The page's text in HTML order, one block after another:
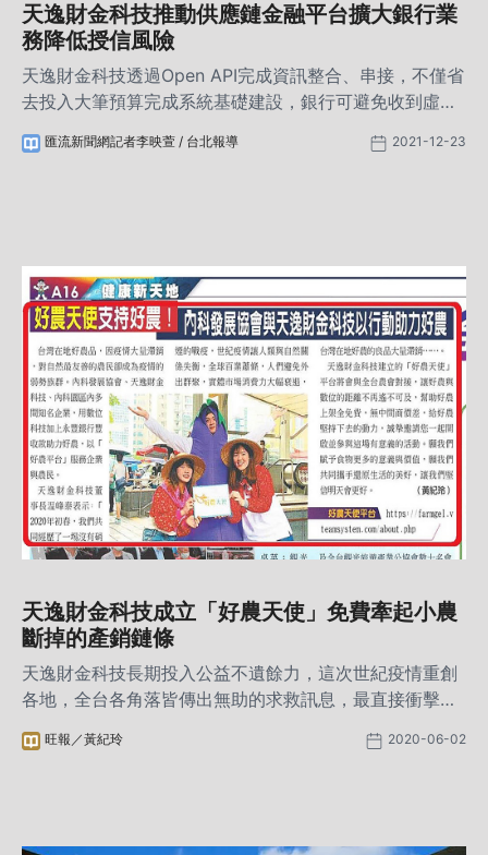
天逸財金科技推動供應鏈金融平台擴大銀行業
務降低授信風險
天逸財金科技透過Open API完成資訊整合、串接，不僅省
去投入大筆預算完成系統基礎建設，銀行可避免收到虛假
與準確度，未來銀行有望在供應鏈金融需求中擴大5倍的
匯流新聞網記者李映萱 / 台北報導 2021-12-23
天逸財金科技成立「好農天使」免費牽起小農
斷掉的產銷鏈條
天逸財金科技長期投入公益不遺餘力，這次世紀疫情重創
各地，全台各角落皆傳出無助的求救訊息，最直接衝擊卻
成果分享到每家每戶，靠雙手撐自已的家庭。一夕之間，
旺報／黃紀玲 2020-06-02